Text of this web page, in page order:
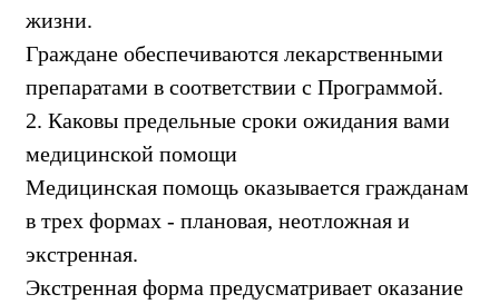
жизни.
Граждане обеспечиваются лекарственными
препаратами в соответствии с Программой.
2. Каковы предельные сроки ожидания вами
медицинской помощи
Медицинская помощь оказывается гражданам
в трех формах - плановая, неотложная и
экстренная.
Экстренная форма предусматривает оказание